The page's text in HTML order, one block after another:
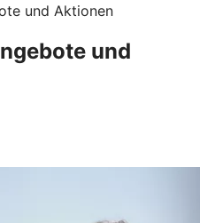
und Aktionen
und